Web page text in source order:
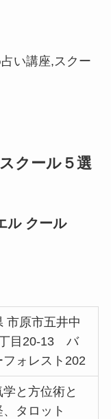
い講座,スクー
クール５選
クール
市原市五井中
目20-13 バ
フォレスト202
学と方位術と
タロット